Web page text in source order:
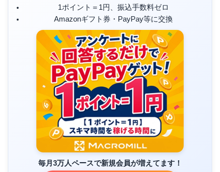
1ポイント＝1円、振込手数料ゼロ
Amazonギフト券・PayPay等に交換
毎月3万人ペースで新規会員が増えてます！